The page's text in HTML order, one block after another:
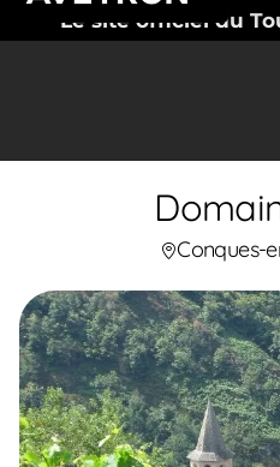
Le site officiel du
Conques-